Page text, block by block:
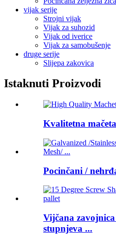
vijak serije
Strojni vijak
Vijak za suhozid
Vijak od iverice
Vijak za samobušenje
druge serije
Slijepa zakovica
Istaknuti Proizvodi
Kvalitetna
Pocinčani /
Vijčana
stupnjeva ...